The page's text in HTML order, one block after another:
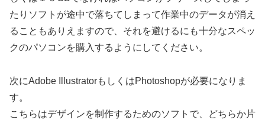
たりソフトが途中で落ちてしまって作業中のデータが消え
ることもありえますので、それを避けるにも十分なスペッ
クのパソコンを購入するようにしてください。
次にAdobe IllustratorもしくはPhotoshopが必要になりま
す。
こちらはデザインを制作するためのソフトで、どちらか片